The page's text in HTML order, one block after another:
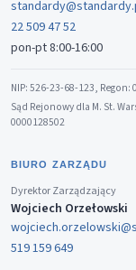
22 509 47 52
pon-pt 8:00-16:00
NIP: 526-23-68-123, Regon:
Sąd Rejonowy dla M. St.
0000128502
BIURO ZARZĄDU
Dyrektor Zarządzający
Wojciech Orzełowski
519 159 649